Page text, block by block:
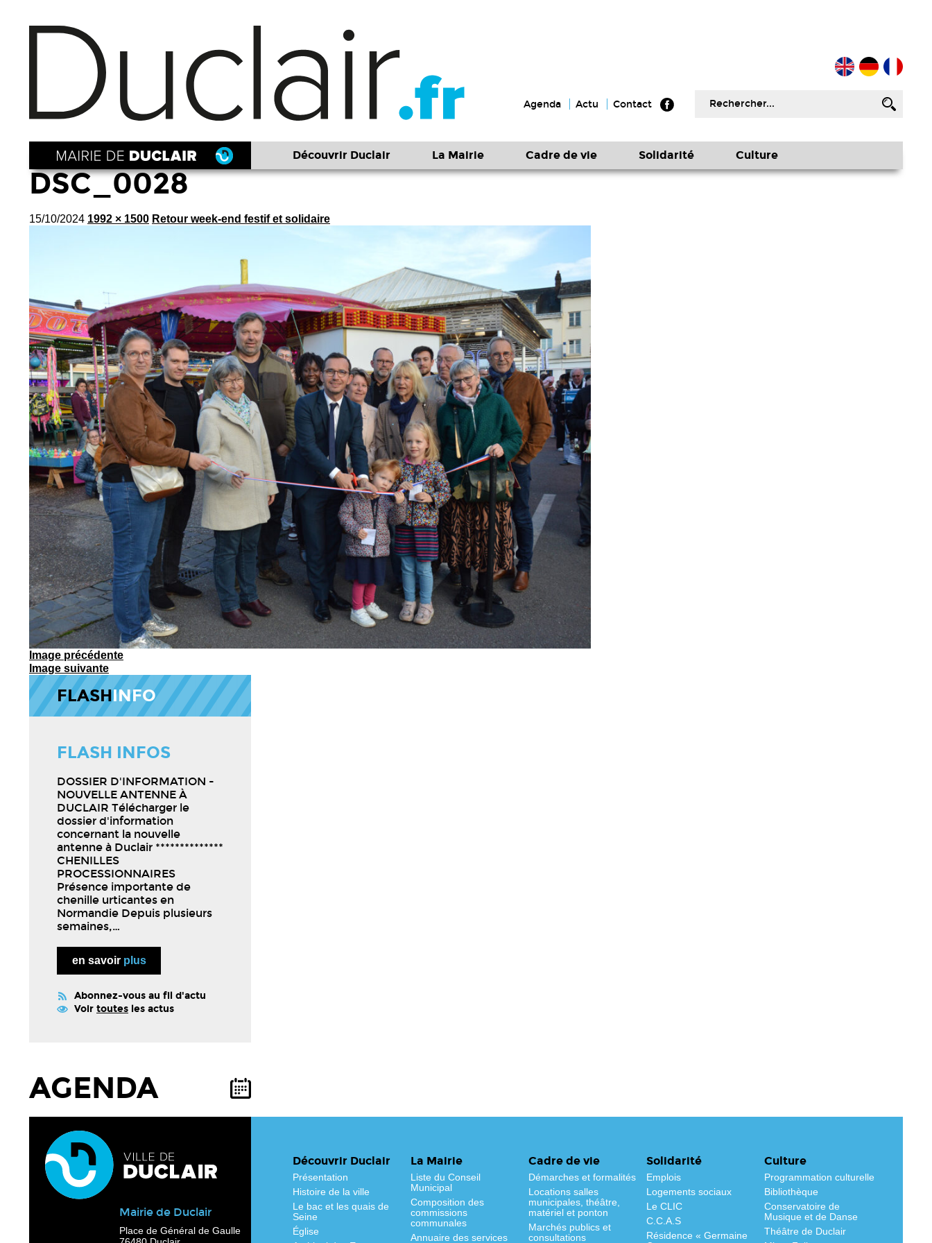
Agenda Actu Contact
Découvrir Duclair La Mairie Cadre de vie Solidarité Culture
DSC_0028
15/10/2024 1992 × 1500 Retour week-end festif et solidaire
Image précédente
Image suivante
FLASHINFO
FLASH INFOS
DOSSIER D'INFORMATION -
NOUVELLE ANTENNE À
DUCLAIR Télécharger le
dossier d'information
concernant la nouvelle
antenne à Duclair **************
CHENILLES
PROCESSIONNAIRES
Présence importante de
chenille urticantes en
Normandie Depuis plusieurs
semaines,…
en savoir plus
Abonnez-vous au fil d'actu
Voir toutes les actus
AGENDA
Mairie de Duclair
Place de Général de Gaulle
Découvrir Duclair
Présentation
Histoire de la ville
Le bac et les quais de
Seine
Église
La Mairie
Liste du Conseil
Municipal
Composition des
commissions
communales
Annuaire des services
Cadre de vie
Démarches et formalités
Locations salles
municipales, théâtre,
matériel et ponton
Marchés publics et
consultations
Solidarité
Emplois
Logements sociaux
Le CLIC
C.C.A.S
Résidence « Germaine
Culture
Programmation culturelle
Bibliothèque
Conservatoire de
Musique et de Danse
Théâtre de Duclair